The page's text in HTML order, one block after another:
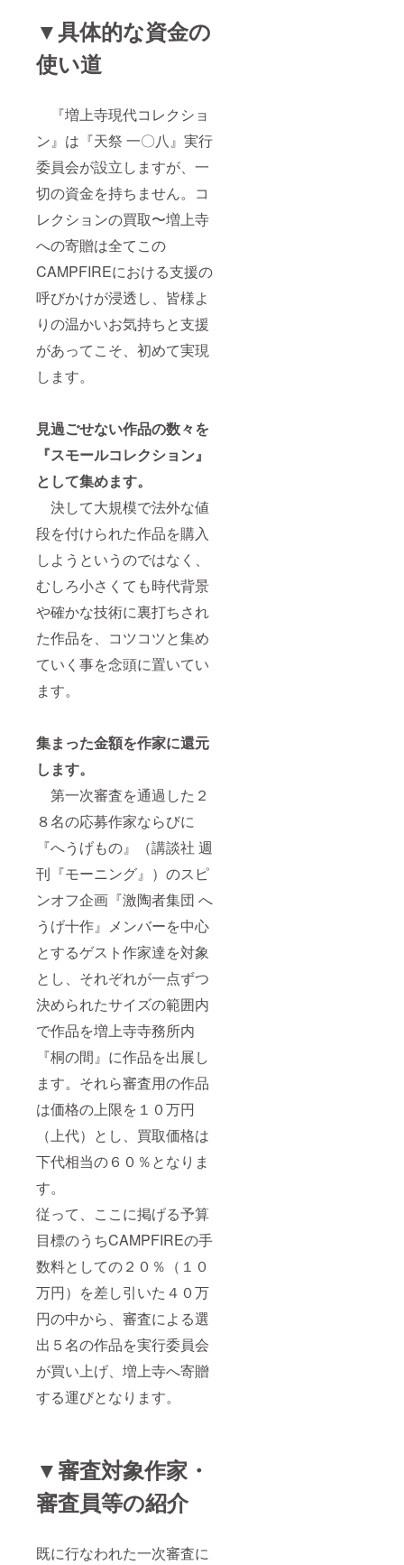
▼具体的な資金の
使い道
『増上寺現代コレクショ
ン』は『天祭 一〇八』実行
委員会が設立しますが、一
切の資金を持ちません。コ
レクションの買取〜増上寺
への寄贈は全てこの
CAMPFIREにおける支援の
呼びかけが浸透し、皆様よ
りの温かいお気持ちと支援
があってこそ、初めて実現
します。
見過ごせない作品の数々を
『スモールコレクション』
として集めます。
決して大規模で法外な値
段を付けられた作品を購入
しようというのではなく、
むしろ小さくても時代背景
や確かな技術に裏打ちされ
た作品を、コツコツと集め
ていく事を念頭に置いてい
ます。
集まった金額を作家に還元
します。
第一次審査を通過した２
８名の応募作家ならびに
『へうげもの』（講談社 週
刊『モーニング』）のスピ
ンオフ企画『激陶者集団 へ
うげ十作』メンバーを中心
とするゲスト作家達を対象
とし、それぞれが一点ずつ
決められたサイズの範囲内
で作品を増上寺寺務所内
『桐の間』に作品を出展し
ます。それら審査用の作品
は価格の上限を１０万円
（上代）とし、買取価格は
下代相当の６０％となりま
す。
従って、ここに掲げる予算
目標のうちCAMPFIREの手
数料としての２０％（１０
万円）を差し引いた４０万
円の中から、審査による選
出５名の作品を実行委員会
が買い上げ、増上寺へ寄贈
する運びとなります。
▼審査対象作家・
審査員等の紹介
既に行なわれた一次審査に